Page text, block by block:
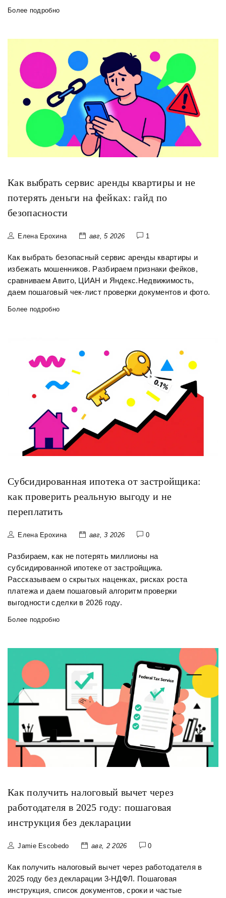
Более подробно
Как выбрать сервис аренды квартиры и не
потерять деньги на фейках: гайд по
безопасности
Елена Ерохина авг, 5 2026 1
Как выбрать безопасный сервис аренды квартиры и
избежать мошенников. Разбираем признаки фейков,
сравниваем Авито, ЦИАН и Яндекс.Недвижимость,
даем пошаговый чек-лист проверки документов и фото.
Более подробно
Субсидированная ипотека от застройщика:
как проверить реальную выгоду и не
переплатить
Елена Ерохина авг, 3 2026 0
Разбираем, как не потерять миллионы на
субсидированной ипотеке от застройщика.
Рассказываем о скрытых наценках, рисках роста
платежа и даем пошаговый алгоритм проверки
выгодности сделки в 2026 году.
Более подробно
Как получить налоговый вычет через
работодателя в 2025 году: пошаговая
инструкция без декларации
Jamie Escobedo авг, 2 2026 0
Как получить налоговый вычет через работодателя в
2025 году без декларации 3-НДФЛ. Пошаговая
инструкция, список документов, сроки и частые